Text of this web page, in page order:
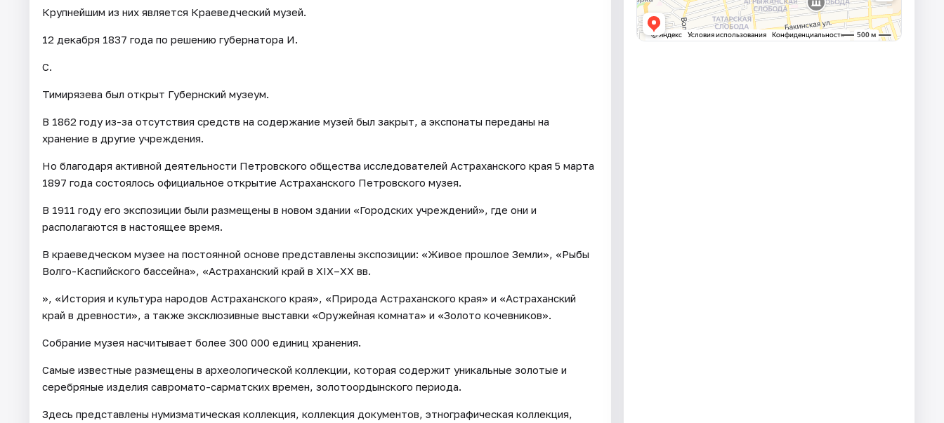
Крупнейшим из них является Краеведческий музей.
12 декабря 1837 года по решению губернатора И.
С.
Тимирязева был открыт Губернский музеум.
В 1862 году из-за отсутствия средств на содержание музей был закрыт, а экспонаты переданы на
хранение в другие учреждения.
Но благодаря активной деятельности Петровского общества исследователей Астраханского края 5 марта
1897 года состоялось официальное открытие Астраханского Петровского музея.
В 1911 году его экспозиции были размещены в новом здании «Городских учреждений», где они и
располагаются в настоящее время.
В краеведческом музее на постоянной основе представлены экспозиции: «Живое прошлое Земли», «Рыбы
Волго-Каспийского бассейна», «Астраханский край в XIX–XX вв.
», «История и культура народов Астраханского края», «Природа Астраханского края» и «Астраханский
край в древности», а также эксклюзивные выставки «Оружейная комната» и «Золото кочевников».
Собрание музея насчитывает более 300 000 единиц хранения.
Самые известные размещены в археологической коллекции, которая содержит уникальные золотые и
серебряные изделия савромато-сарматских времен, золотоордынского периода.
Здесь представлены нумизматическая коллекция, коллекция документов, этнографическая коллекция,